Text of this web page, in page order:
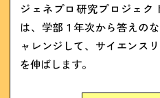
ジェネプロ研究プロジェ
は、学部１年次から答えの
ャレンジして、サイエンス
を伸ばします。